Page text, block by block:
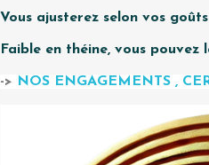
Vous ajusterez selon vos
Faible en théine, vous pouvez
-> NOS ENGAGEMENTS ,